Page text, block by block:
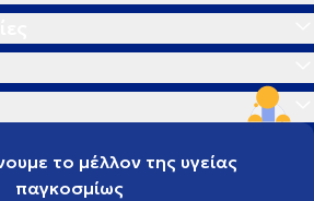
το μέλλον της υγείας
παγκοσμίως